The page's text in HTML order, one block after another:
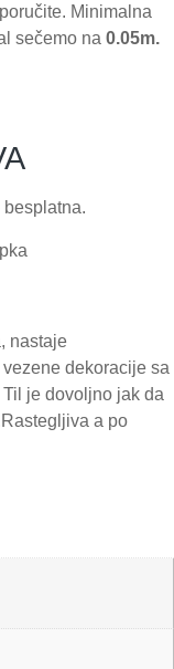
Minimalna
sečemo na 0.05m.
nastaje
dekoracije sa
je dovoljno jak da
a po